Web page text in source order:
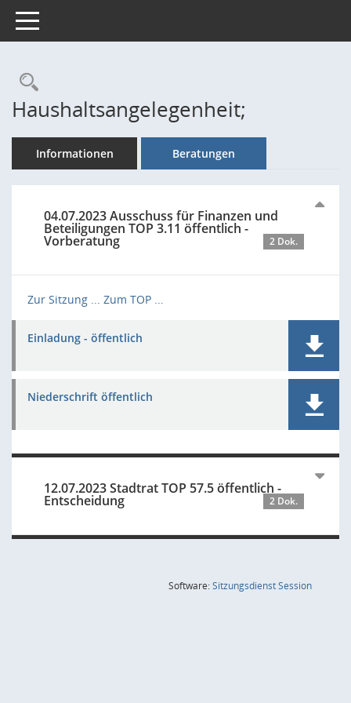
Toggle navigation
Rechercheauswahl
Haushaltsangelegenheit;
Informationen Beratungen
04.07.2023 Ausschuss für Finanzen und
Beteiligungen TOP 3.11 öffentlich -
Vorberatung 2 Dok.
Zur Sitzung ... Zum TOP ...
Einladung - öffentlich
Niederschrift öffentlich
12.07.2023 Stadtrat TOP 57.5 öffentlich -
Entscheidung 2 Dok.
Software:SitzungsdienstSession(Wird in